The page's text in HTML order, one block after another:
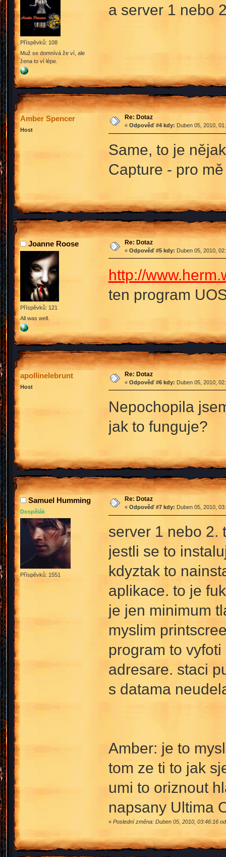
Příspěvků: 108
Muž se domnívá že ví, ale
žena to ví lépe.
a server 1 nebo
Amber Spencer
Host
Re: Dotaz
« Odpověď #4 kdy: Duben 05, 2010,
Same, to je
Capture - pro
Joanne Roose
Příspěvků: 121
All was well.
Re: Dotaz
« Odpověď #5 kdy: Duben 05, 2010,
http://
ten program
apollinelebrunt
Host
Re: Dotaz
« Odpověď #6 kdy: Duben 05, 2010,
Nepochopila
jak to funguje?
Samuel Humming
Dospělák
Příspěvků: 1551
Re: Dotaz
« Odpověď #7 kdy: Duben 05, 2010,
server 1 nebo 2.
jestli se to
kdyztak to
aplikace. to je
je jen minimum
myslim
program to
adresare. staci
s datama
Amber: je to
tom ze ti to jak
umi to oriznout
napsany Ultima
« Poslední změna: Duben 05, 2010, 03:46:16